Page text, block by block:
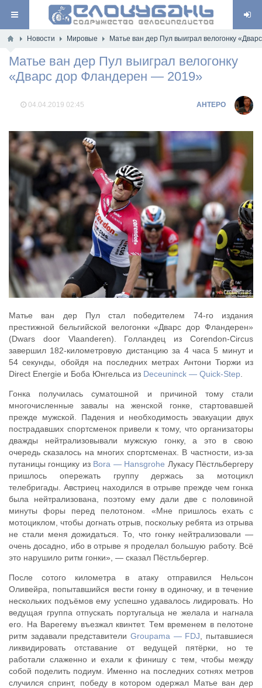
Новости Мировые Матье ван дер Пул выиграл велогонку
Матье ван дер Пул выиграл велогонку
«Дварс дор Фландерен — 2019»
04.04.2019 02:45 AHTEPO
Матье ван дер Пул стал победителем 74-го издания
престижной бельгийской велогонки «Дварс дор Фландерен»
(Dwars door Vlaanderen). Голландец из Corendon-Circus
завершил 182-километровую дистанцию за 4 часа 5 минут и
54 секунды, обойдя на последних метрах Антони Тюржи из
Direct Energie и Боба Юнгельса из Deceuninck — Quick-Step
Гонка получилась суматошной и причиной тому стали
многочисленные завалы на женской гонке, стартовавшей
прежде мужской. Падения и необходимость эвакуации двух
пострадавших спортсменок привели к тому, что организаторы
дважды нейтрализовывали мужскую гонку, а это в свою
очередь сказалось на многих спортсменах. В частности, из-за
путаницы гонщику из Bora — Hansgrohe Лукасу Пёстльбергеру
пришлось опережать группу держась за мотоцикл
телебригады. Австриец находился в отрыве прежде чем гонка
была нейтрализована, поэтому ему дали две с половиной
минуты форы перед пелотоном. «Мне пришлось ехать с
мотоциклом, чтобы догнать отрыв, поскольку ребята из отрыва
не стали меня дожидаться. То, что гонку нейтрализовали —
очень досадно, ибо в отрыве я проделал большую работу. Всё
это нарушило ритм гонки», — сказал Пёстльбергер.
После сотого километра в атаку отправился Нельсон
Оливейра, попытавшийся вести гонку в одиночку, и в течение
нескольких подъёмов ему успешно удавалось лидировать. Но
ведущая группа отпускать португальца не желала и нагнала
его. На Варегему въезжал квинтет. Тем временем в пелотоне
ритм задавали представители Groupama — FDJ , пытавшиеся
ликвидировать отставание от ведущей пятёрки, но те
работали слаженно и ехали к финишу с тем, чтобы между
собой поделить подиум. Именно на последних сотнях метров
случился спринт, победу в котором одержал Матье ван дер